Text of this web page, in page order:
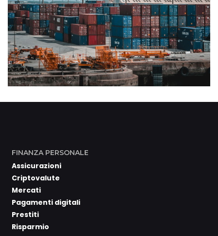
FINANZA PERSONALE
Assicurazioni
Criptovalute
Mercati
Pagamenti digitali
Prestiti
Risparmio